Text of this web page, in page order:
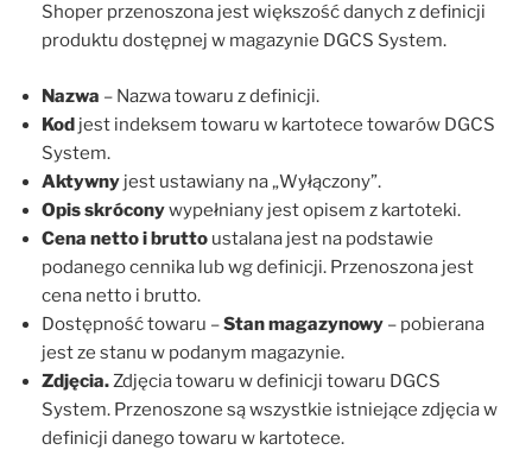
Shoper przenoszona jest większość danych z definicji
produktu dostępnej w magazynie DGCS System.
Nazwa – Nazwa towaru z definicji.
Kod jest indeksem towaru w kartotece towarów DGCS
System.
Aktywny jest ustawiany na „Wyłączony”.
Opis skróconywypełniany jest opisem z kartoteki.
Cena netto i brutto ustalana jest na podstawie
podanego cennika lub wg definicji. Przenoszona jest
cena netto i brutto.
Dostępność towaru –Stan magazynowy – pobierana
jest ze stanu w podanym magazynie.
Zdjęcia.Zdjęcia towaru w definicji towaru DGCS
System. Przenoszone są wszystkie istniejące zdjęcia w
definicji danego towaru w kartotece.